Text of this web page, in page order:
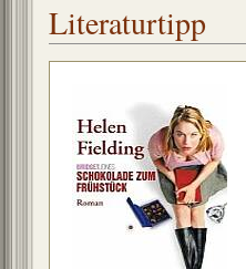
Literaturtipp